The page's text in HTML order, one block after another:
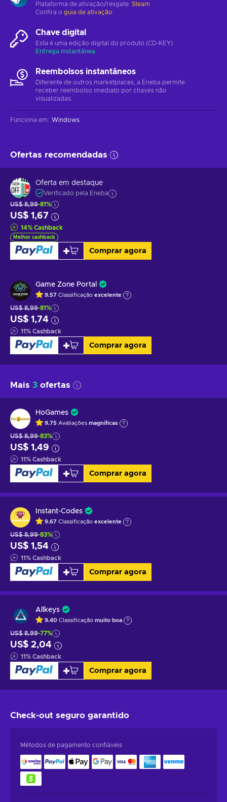
Plataforma de ativação/resgate: Steam
Confira o guia de ativação
Chave digital
Esta é uma edição digital do produto (CD-KEY)
Entrega instantânea
Reembolsos instantâneos
Diferente de outros marketplaces, a Eneba permite
receber reembolso imediato por chaves não
visualizadas.
Funciona em: Windows
Ofertas recomendadas
Oferta em destaque
Verificado pela Eneba
US$ 8,99-81%
US$ 1,67
14% Cashback
Melhor cashback
Comprar agora
Game Zone Portal
9.57 Classificação excelente
US$ 8,99-81%
US$ 1,74
11% Cashback
Comprar agora
Mais 3 ofertas
HoGames
9.75 Avaliações magníficas
US$ 8,99-83%
US$ 1,49
11% Cashback
Comprar agora
Instant-Codes
9.67 Classificação excelente
US$ 8,99-83%
US$ 1,54
11% Cashback
Comprar agora
Allkeys
9.40 Classificação muito boa
US$ 8,99-77%
US$ 2,04
11% Cashback
Comprar agora
Check-out seguro garantido
Métodos de pagamento confiáveis